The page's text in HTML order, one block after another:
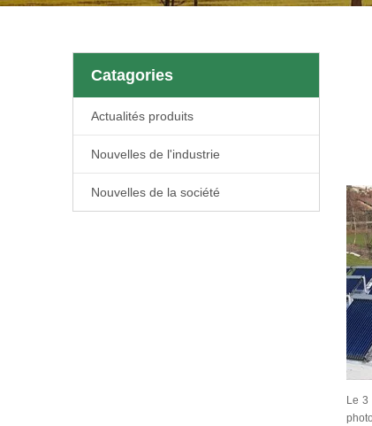
Catagories
Actualités produits
Nouvelles de l'industrie
Nouvelles de la société
Le 3